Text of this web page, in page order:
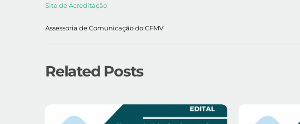
Site de Acreditação
Assessoria de Comunicação do CFMV
Related Posts